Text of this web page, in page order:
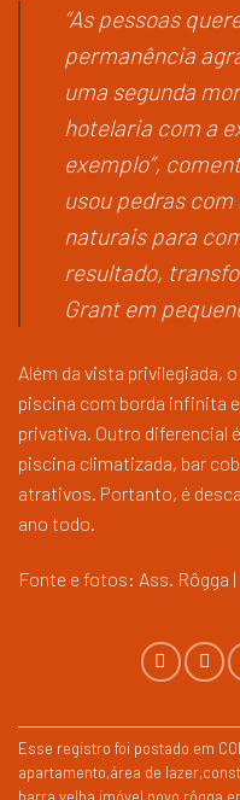
“As pessoas
permanência
uma segunda
hotelaria com a
exemplo”,
usou pedras
naturais para
resultado,
Grant em
Além da vista privilegiada,
piscina com borda infinita
privativa. Outro diferencial
piscina climatizada, bar
atrativos. Portanto, é
ano todo.
Fonte e fotos: Ass. Rôgga
Esse registro foi postado em
apartamento,área de lazer,
barra velha imóvel novo rôgga